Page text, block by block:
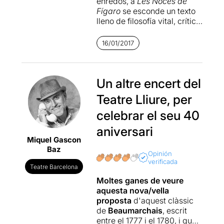
Fígarose esconde un texto
lleno de filosofía vital, crítica
feministas que el esta vez
directorLluís Homar
pasa por alto. Para el
años del Lliure, Homar
utiliza una minimalista pero
efectiva puesta en escena y
un reparto fantástico.
Especialmente destacables
estánMar Ulldemolins
muestran su parte más
jovial, alegre y juguetona.
impiden que las tres horas
de representación sean
reducibles ni que el final
musical, que de entrada
parece la mejor manera de
16/01/2017
Miquel Gascon
Baz
Teatre Barcelona
Un altre encert del
Teatre Lliure, per
celebrar el seu 40
aniversari
Opinión
verificada
Moltes ganes de veure
aquesta nova/vella
proposta d'aquest clàssic
de Beaumarchais, escrit
entre el 1777 i el 1780, i que